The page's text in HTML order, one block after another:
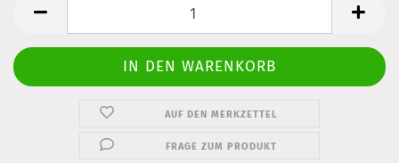
AUF DEN MERKZETTEL
FRAGE ZUM PRODUKT